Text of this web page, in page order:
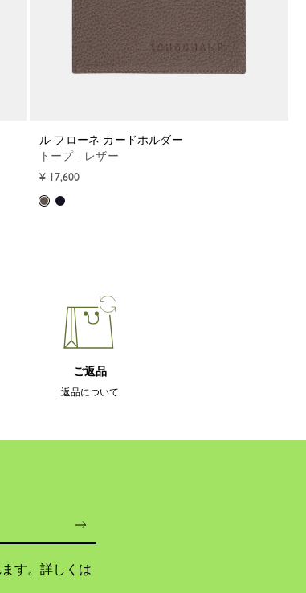
ル フローネ カードホルダー
トープ - レザー
¥ 17,600
ご返品
返品について
す。詳しくは